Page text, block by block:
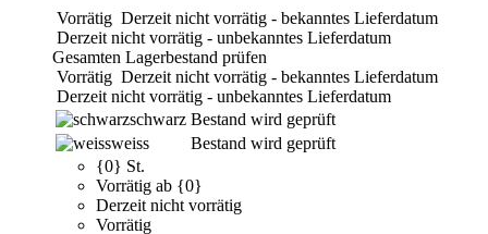
Vorrätig Derzeit nicht vorrätig - bekanntes Lieferdatum
Derzeit nicht vorrätig - unbekanntes Lieferdatum
Gesamten Lagerbestand prüfen
Vorrätig Derzeit nicht vorrätig - bekanntes Lieferdatum
Derzeit nicht vorrätig - unbekanntes Lieferdatum
schwarz Bestand wird geprüft
weiss
Bestand wird geprüft
{0} St.
Vorrätig ab {0}
Derzeit nicht vorrätig
Vorrätig